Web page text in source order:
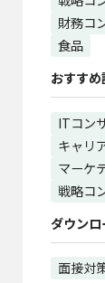
財務コ
食品
おすすめ
ITコン
キャリ
マーケ
戦略コ
ダウン
面接対